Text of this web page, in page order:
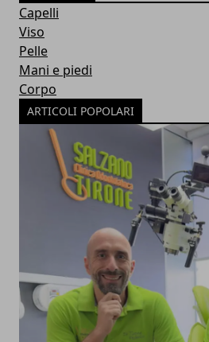
Capelli
Viso
Pelle
Mani e piedi
Corpo
ARTICOLI POPOLARI